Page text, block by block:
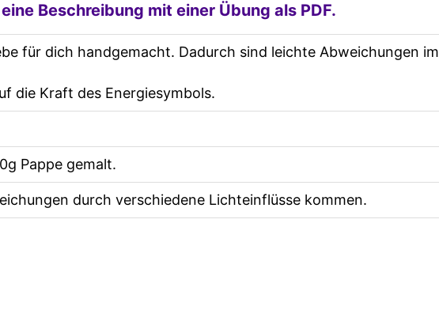
Beschreibung mit einer Übung als PDF.
für dich handgemacht. Dadurch sind leichte Abweichungen
die Kraft des Energiesymbols.
Pappe gemalt.
durch verschiedene Lichteinflüsse kommen.